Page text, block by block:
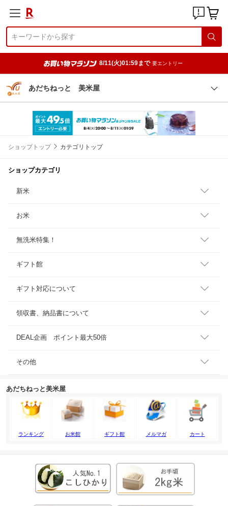
8/11(火)01:59まで 要エントリー
あだちねっと 美米屋
ショップトップ カテゴリトップ
ショップカテゴリ
新米
お米
無洗米特集！
ギフト館
ギフト対応について
領収書、納品書について
DEAL企画 ポイント最大50倍
その他
あだちねっと美米屋
ランキング お米館 ギフト館 メルマガ カート